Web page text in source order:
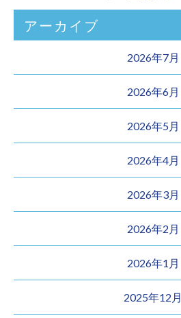
アーカイブ
2026年7月
2026年6月
2026年5月
2026年4月
2026年3月
2026年2月
2026年1月
2025年12月